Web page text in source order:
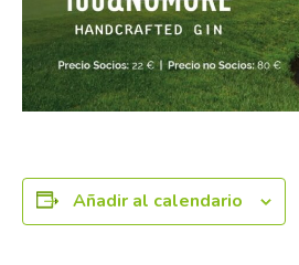
Añadir al calendario